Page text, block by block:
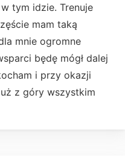
tym idzie. Trenuje
mam taką
mnie ogromne
będę mógł dalej
i przy okazji
z góry wszystkim